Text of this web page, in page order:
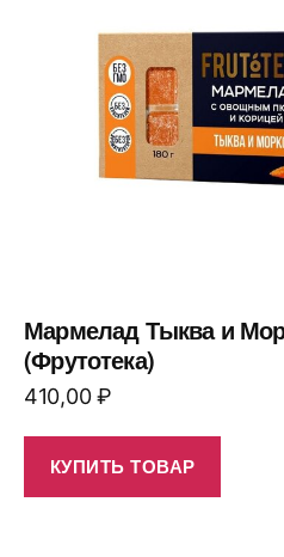
Мармелад Тыква и
(Фрутотека)
410,00₽
КУПИТЬ ТОВАР